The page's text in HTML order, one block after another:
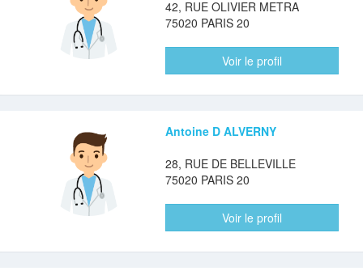
42, RUE OLIVIER METRA
75020 PARIS 20
Voir le profil
Antoine D ALVERNY
28, RUE DE BELLEVILLE
75020 PARIS 20
Voir le profil